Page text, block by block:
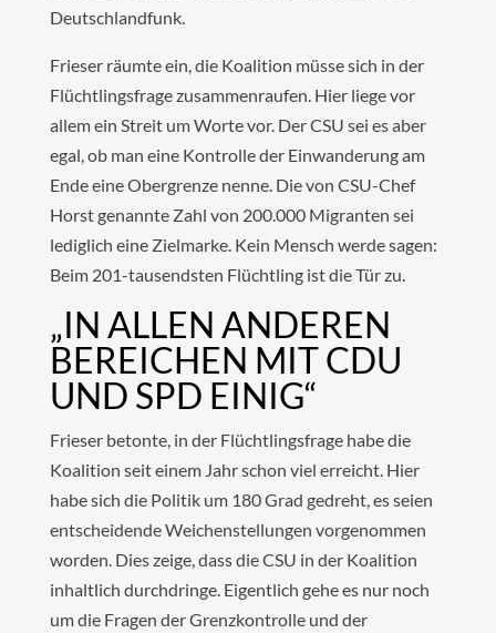
Deutschlandfunk.
Frieser räumte ein, die Koalition müsse sich in der
Flüchtlingsfrage zusammenraufen. Hier liege vor
allem ein Streit um Worte vor. Der CSU sei es aber
egal, ob man eine Kontrolle der Einwanderung am
Ende eine Obergrenze nenne. Die von CSU-Chef
Horst genannte Zahl von 200.000 Migranten sei
lediglich eine Zielmarke. Kein Mensch werde sagen:
Beim 201-tausendsten Flüchtling ist die Tür zu.
„IN ALLEN ANDEREN
BEREICHEN MIT CDU
UND SPD EINIG“
Frieser betonte, in der Flüchtlingsfrage habe die
Koalition seit einem Jahr schon viel erreicht. Hier
habe sich die Politik um 180 Grad gedreht, es seien
entscheidende Weichenstellungen vorgenommen
worden. Dies zeige, dass die CSU in der Koalition
inhaltlich durchdringe. Eigentlich gehe es nur noch
um die Fragen der Grenzkontrolle und der